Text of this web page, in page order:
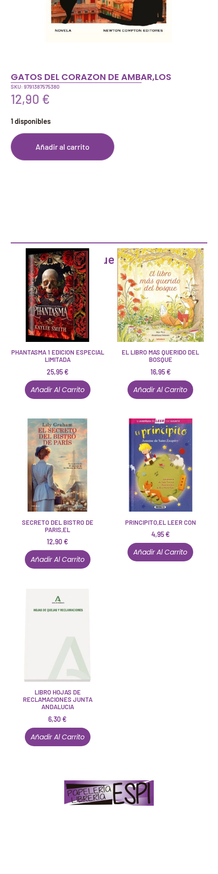
GATOS DEL CORAZON DE AMBAR,LOS
SKU: 9791387575380
12,90 €
1 disponibles
Añadir al carrito
Artículos que pueden interesarte
PHANTASMA 1 EDICION ESPECIAL
LIMITADA
25,95€
Añadir Al Carrito
EL LIBRO MAS QUERIDO DEL
BOSQUE
16,95€
Añadir Al Carrito
SECRETO DEL BISTRO DE
PARIS,EL
12,90€
Añadir Al Carrito
PRINCIPITO,EL LEER CON
4,95€
Añadir Al Carrito
LIBRO HOJAS DE
RECLAMACIONES JUNTA
ANDALUCIA
6,30€
Añadir Al Carrito